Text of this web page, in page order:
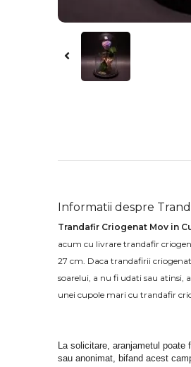
Informatii despre
Trandafir Criogenat Mov in
acum cu livrare trandafir
27 cm. Daca trandafirii
soarelui, a nu fi udati sau atinsi,
unei cupole mari cu trandafir
La solicitare, aranjametul
sau anonimat, bifand acest